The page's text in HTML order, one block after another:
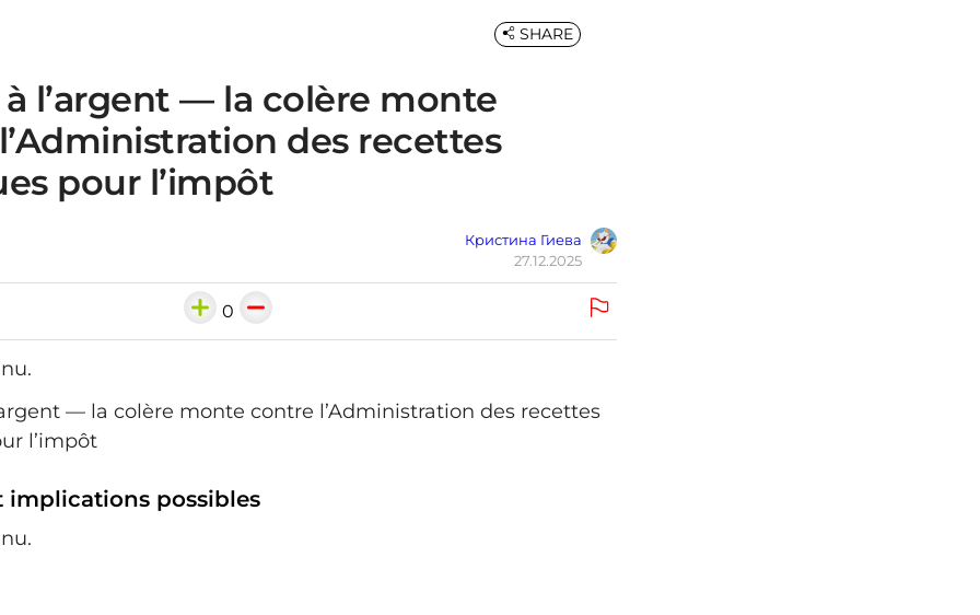
à l’argent — la colère monte
des recettes
pour l’impôt
Кристина Гиева
27.12.2025
SHARE
0
implications possibles